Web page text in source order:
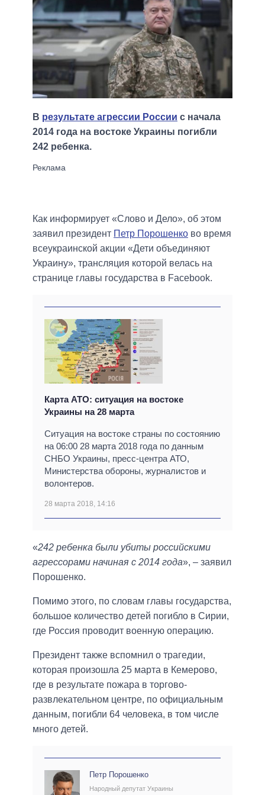
В результате агрессии России с начала
2014 года на востоке Украины погибли
242 ребенка.
Как информирует «Слово и Дело», об этом
заявил президент Петр Порошенко во время
всеукраинской акции «Дети объединяют
Украину», трансляция которой велась на
странице главы государства в Facebook.
Карта АТО: ситуация на востоке
Украины на 28 марта
Ситуация на востоке страны по состоянию
на 06:00 28 марта 2018 года по данным
СНБО Украины, пресс-центра АТО,
Министерства обороны, журналистов и
волонтеров.
28 марта 2018, 14:16
«242 ребенка были убиты российскими
агрессорами начиная с 2014 года», – заявил
Порошенко.
Помимо этого, по словам главы государства,
большое количество детей погибло в Сирии,
где Россия проводит военную операцию.
Президент также вспомнил о трагедии,
которая произошла 25 марта в Кемерово,
где в результате пожара в торгово-
развлекательном центре, по официальным
данным, погибли 64 человека, в том числе
много детей.
Петр Порошенко
Народный депутат Украины